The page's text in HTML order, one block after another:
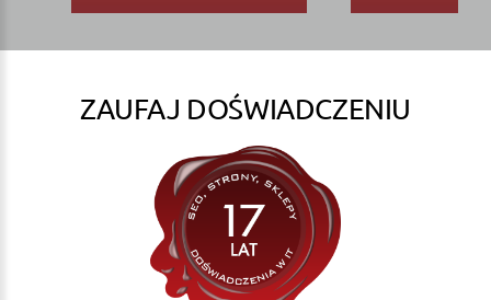
ZAUFAJ DOŚWIADCZENIU